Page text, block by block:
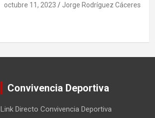
octubre 11, 2023 Jorge Rodríguez Cáceres
Convivencia Deportiva
Link Directo Convivencia Deportiva